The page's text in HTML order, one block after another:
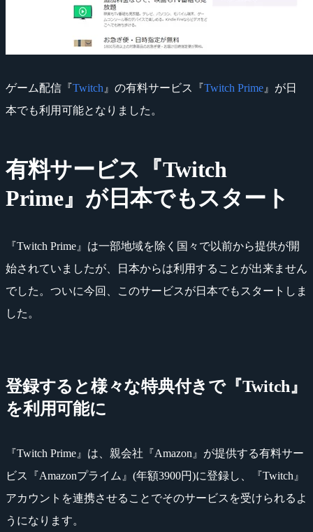
ゲーム配信『Twitch 』の有料サービス『Twitch Prime 』が日
本でも利用可能となりました。
有料サービス『Twitch
Prime』が日本でもスタート
『Twitch Prime』は一部地域を除く国々で以前から提供が開
始されていましたが、日本からは利用することが出来ません
でした。ついに今回、このサービスが日本でもスタートしま
した。
登録すると様々な特典付きで『Twitch』
を利用可能に
『Twitch Prime』は、親会社『Amazon』が提供する有料サー
ビス『Amazonプライム』(年額3900円)に登録し、『Twitch』
アカウントを連携させることでそのサービスを受けられるよ
うになります。